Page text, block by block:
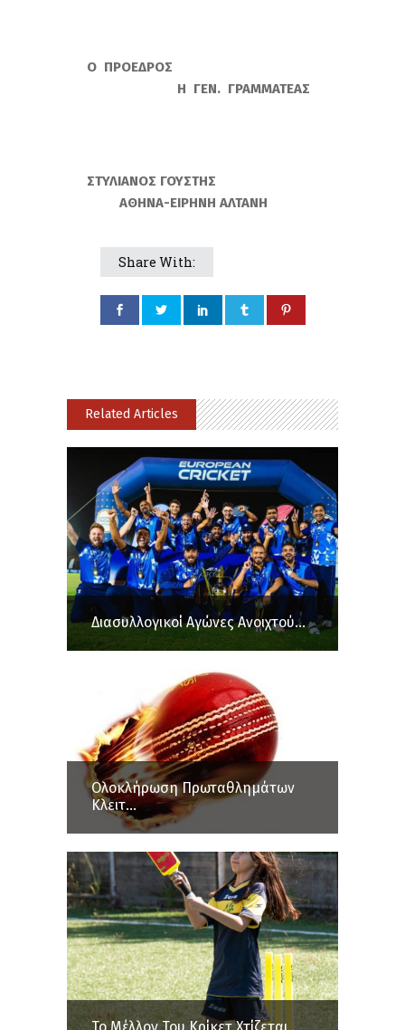
Ο ΠΡΟΕΔΡΟΣ
Η ΓΕΝ. ΓΡΑΜΜΑΤΕΑΣ
ΣΤΥΛΙΑΝΟΣ ΓΟΥΣΤΗΣ
ΑΘΗΝΑ-ΕΙΡΗΝΗ ΑΛΤΑΝΗ
Share With:
Related Articles
Διασυλλογικοί Αγώνες Ανοιχτού...
Ολοκλήρωση Πρωταθλημάτων
Κλειτ...
Το Μέλλον Του Κρίκετ Χτίζεται...